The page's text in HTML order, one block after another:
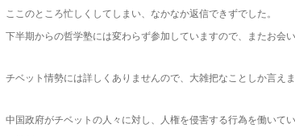
ここのところ忙しくしてしまい、なかなか返信できずでした。
下半期からの哲学塾には変わらず参加していますので、またお会
チベット情勢には詳しくありませんので、大雑把なことしか言えま
中国政府がチベットの人々に対し、人権を侵害する行為を働いて